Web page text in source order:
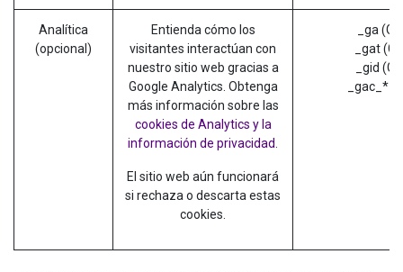
Analítica
(opcional)
Entienda cómo los
visitantes interactúan con
nuestro sitio web gracias a
Google Analytics. Obtenga
más información sobre las
cookies de Analytics y la
información de privacidad.
El sitio web aún funcionará
si rechaza o descarta estas
cookies.
_ga
_gat
_gid
_gac_*